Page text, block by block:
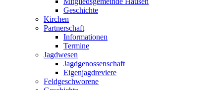
Geschichte
Kirchen
Partnerschaft
Informationen
Termine
Jagdwesen
Jagdgenossenschaft
Eigenjagdreviere
Feldgeschworene